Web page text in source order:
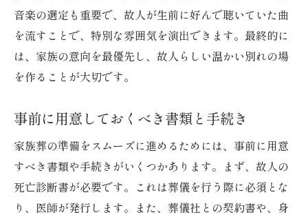
音楽の選定も重要で、故人が生前に好んで聴いていた曲
を流すことで、特別な雰囲気を演出できます。最終的に
は、家族の意向を最優先し、故人らしい温かい別れの場
を作ることが大切です。
事前に用意しておくべき書類と手続き
家族葬の準備をスムーズに進めるためには、事前に用意
すべき書類や手続きがいくつかあります。まず、故人の
死亡診断書が必要です。これは葬儀を行う際に必須とな
り、医師が発行します。また、葬儀社との契約書や、身